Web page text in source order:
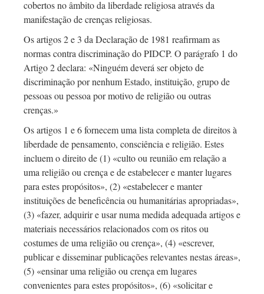
cobertos no âmbito da liberdade religiosa através da
manifestação de crenças religiosas.
Os artigos 2 e 3 da Declaração de 1981 reafirmam as
normas contra discriminação do PIDCP. O parágrafo 1 do
Artigo 2 declara: «Ninguém deverá ser objeto de
discriminação por nenhum Estado, instituição, grupo de
pessoas ou pessoa por motivo de religião ou outras
crenças.»
Os artigos 1 e 6 fornecem uma lista completa de direitos à
liberdade de pensamento, consciência e religião. Estes
incluem o direito de (1) «culto ou reunião em relação a
uma religião ou crença e de estabelecer e manter lugares
para estes propósitos», (2) «estabelecer e manter
instituições de beneficência ou humanitárias apropriadas»,
(3) «fazer, adquirir e usar numa medida adequada artigos e
materiais necessários relacionados com os ritos ou
costumes de uma religião ou crença», (4) «escrever,
publicar e disseminar publicações relevantes nestas áreas»,
(5) «ensinar uma religião ou crença em lugares
convenientes para estes propósitos», (6) «solicitar e